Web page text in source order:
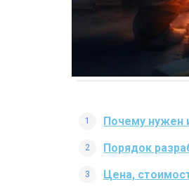
Почему нужен
Порядок
Цена,